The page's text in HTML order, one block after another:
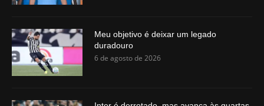
Meu objetivo é deixar um legado
duradouro
6 de agosto de 2026